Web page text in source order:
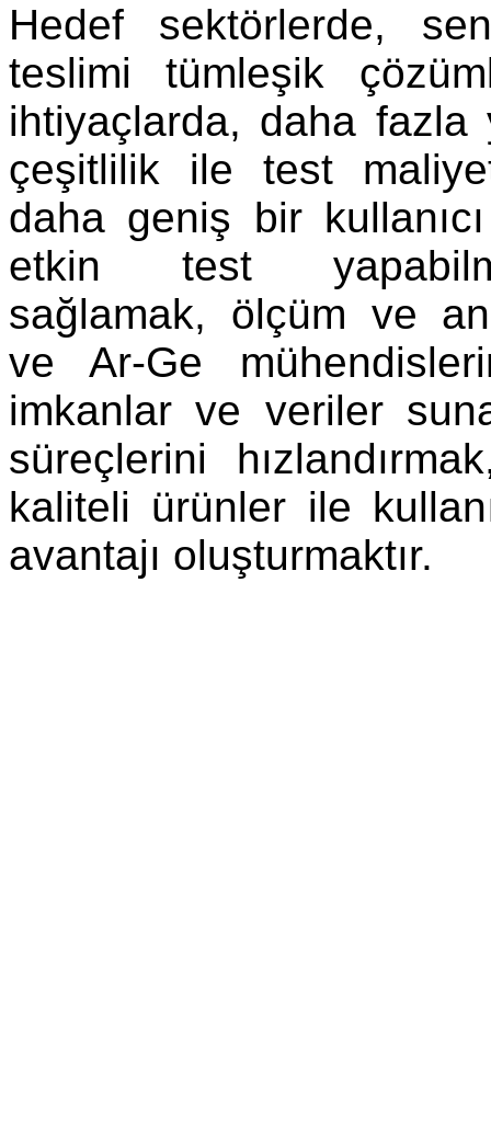
Hedef sektörlerde,
teslimi tümleşik
ihtiyaçlarda, daha
çeşitlilik ile test
daha geniş bir
etkin test
sağlamak, ölçüm ve
ve Ar-Ge
imkanlar ve veriler
süreçlerini
kaliteli ürünler ile
avantajı oluşturmaktır.